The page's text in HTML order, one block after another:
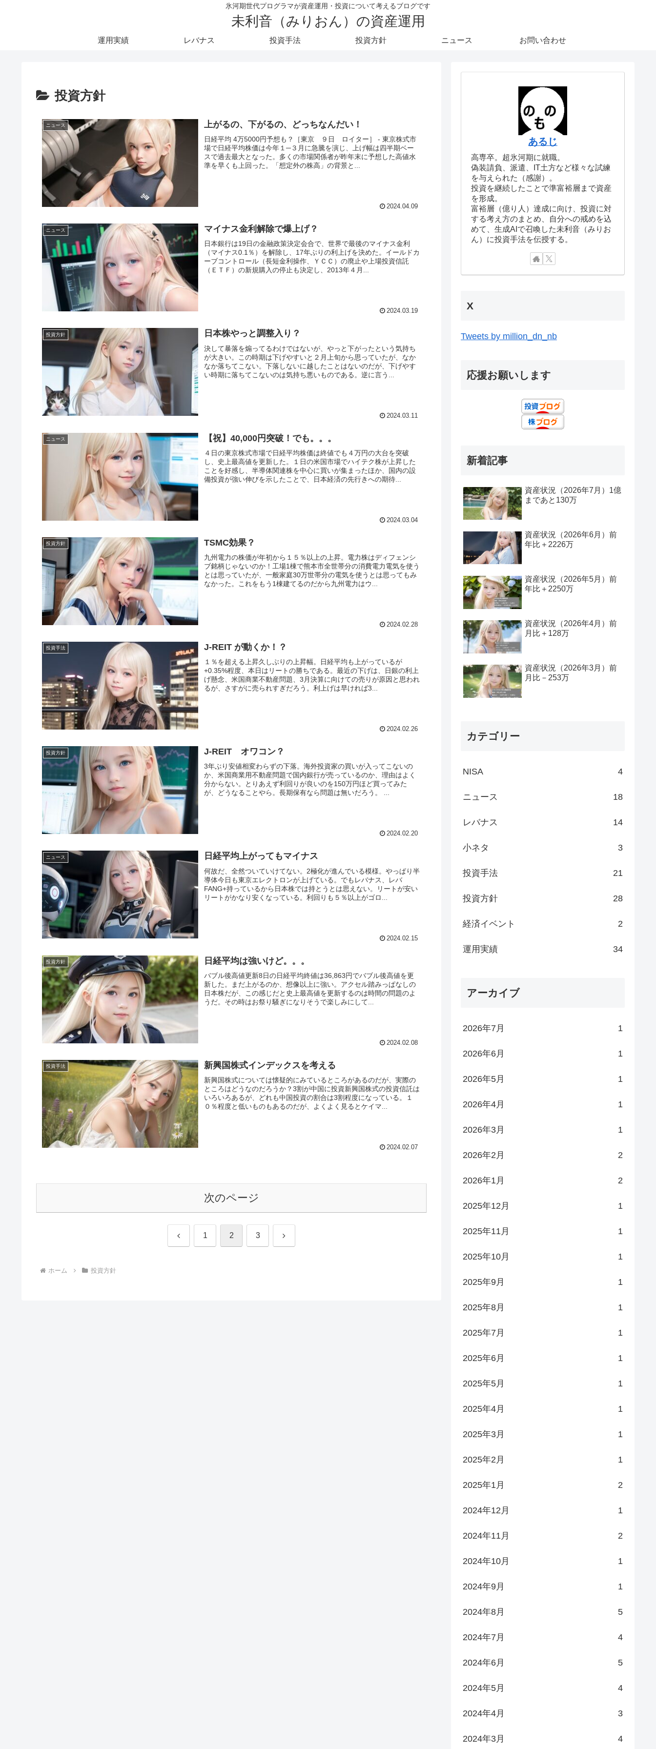
氷河期世代プログラマが資産運用・投資について考えるブログです
未利音（みりおん）の資産運用
運用実績 レバナス 投資手法 投資方針 ニュース お問い合わせ
投資方針
ニュース 上がるの、下がるの、どっちなんだい！
日経平均 4万5000円予想も？［東京 ９日 ロイター］ - 東京株式市
場で日経平均株価は今年１─３月に急騰を演じ、上げ幅は四半期ベー
スで過去最大となった。多くの市場関係者が昨年末に予想した高値水
準を早くも上回った。「想定外の株高」の背景と...
2024.04.09
ニュース マイナス金利解除で爆上げ？
日本銀行は19日の金融政策決定会合で、世界で最後のマイナス金利
（マイナス0.1％）を解除し、17年ぶりの利上げを決めた。イールドカ
ーブコントロール（長短金利操作、ＹＣＣ）の廃止や上場投資信託
（ＥＴＦ）の新規購入の停止も決定し、2013年４月...
2024.03.19
投資方針 日本株やっと調整入り？
決して暴落を煽ってるわけではないが、やっと下がったという気持ち
が大きい。この時期は下げやすいと２月上旬から思っていたが、なか
なか落ちてこない。下落しないに越したことはないのだが、下げやす
い時期に落ちてこないのは気持ち悪いものである。逆に言う...
2024.03.11
ニュース 【祝】40,000円突破！でも。。。
４日の東京株式市場で日経平均株価は終値でも４万円の大台を突破
し、史上最高値を更新した。１日の米国市場でハイテク株が上昇した
ことを好感し、半導体関連株を中心に買いが集まったほか、国内の設
備投資が強い伸びを示したことで、日本経済の先行きへの期待...
2024.03.04
投資方針 TSMC効果？
九州電力の株価が年初から１５％以上の上昇。電力株はディフェンシ
ブ銘柄じゃないのか！工場1棟で熊本市全世帯分の消費電力電気を使う
とは思っていたが、一般家庭30万世帯分の電気を使うとは思ってもみ
なかった。これをもう1棟建てるのだから九州電力はウ...
2024.02.28
投資手法 J-REIT が動くか！？
１％を超える上昇久しぶりの上昇幅。日経平均も上がっているが
+0.35%程度、本日はリートの勝ちである。最近の下げは、日銀の利上
げ懸念、米国商業不動産問題、3月決算に向けての売りが原因と思われ
るが、さすがに売られすぎだろう。利上げは早ければ3...
2024.02.26
投資方針 J-REIT オワコン？
3年ぶり安値相変わらずの下落。海外投資家の買いが入ってこないの
か、米国商業用不動産問題で国内銀行が売っているのか、理由はよく
分からない。とりあえず利回りが良いのを150万円ほど買ってみた
が、どうなることやら。長期保有なら問題は無いだろう。 ...
2024.02.20
ニュース 日経平均上がってもマイナス
何故だ、全然ついていけてない。2極化が進んでいる模様。やっぱり半
導体今日も東京エレクトロンが上げている。でもレバナス、レバ
FANG+持っているから日本株では持とうとは思えない。リートが安い
リートがかなり安くなっている。利回りも５％以上がゴロ...
2024.02.15
投資方針 日経平均は強いけど。。。
バブル後高値更新8日の日経平均終値は36,863円でバブル後高値を更
新した。まだ上がるのか、想像以上に強い。アクセル踏みっぱなしの
日本株だが、この感じだと史上最高値を更新するのは時間の問題のよ
うだ。その時はお祭り騒ぎになりそうで楽しみにして...
2024.02.08
投資手法 新興国株式インデックスを考える
新興国株式については懐疑的にみているところがあるのだが、実際の
ところはどうなのだろうか？3割が中国に投資新興国株式の投資信託は
いろいろあるが、どれも中国投資の割合は3割程度になっている。１
０％程度と低いものもあるのだが、よくよく見るとケイマ...
2024.02.07
次のページ
前 1 2 3 次
ホーム 投資方針
あるじ
高専卒。超氷河期に就職。
偽装請負、派遣、IT土方など様々な試練
を与えられた（感謝）。
投資を継続したことで準富裕層まで資産
を形成。
富裕層（億り人）達成に向け、投資に対
する考え方のまとめ、自分への戒めを込
めて、生成AIで召喚した未利音（みりお
ん）に投資手法を伝授する。
X
Tweets by million_dn_nb
応援お願いします
新着記事
資産状況（2026年7月）1億
まであと130万
資産状況（2026年6月）前
年比＋2226万
資産状況（2026年5月）前
年比＋2250万
資産状況（2026年4月）前
月比＋128万
資産状況（2026年3月）前
月比－253万
カテゴリー
NISA 4
ニュース 18
レバナス 14
小ネタ 3
投資手法 21
投資方針 28
経済イベント 2
運用実績 34
アーカイブ
2026年7月 1
2026年6月 1
2026年5月 1
2026年4月 1
2026年3月 1
2026年2月 2
2026年1月 2
2025年12月 1
2025年11月 1
2025年10月 1
2025年9月 1
2025年8月 1
2025年7月 1
2025年6月 1
2025年5月 1
2025年4月 1
2025年3月 1
2025年2月 1
2025年1月 2
2024年12月 1
2024年11月 2
2024年10月 1
2024年9月 1
2024年8月 5
2024年7月 4
2024年6月 5
2024年5月 4
2024年4月 3
2024年3月 4